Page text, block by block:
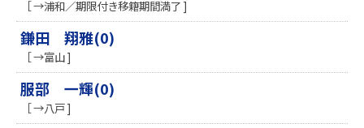
［ →浦和／期限付き移籍期間満了 ]
鎌田 翔雅(0)
［ →富山 ]
服部 一輝(0)
［ →八戸 ]